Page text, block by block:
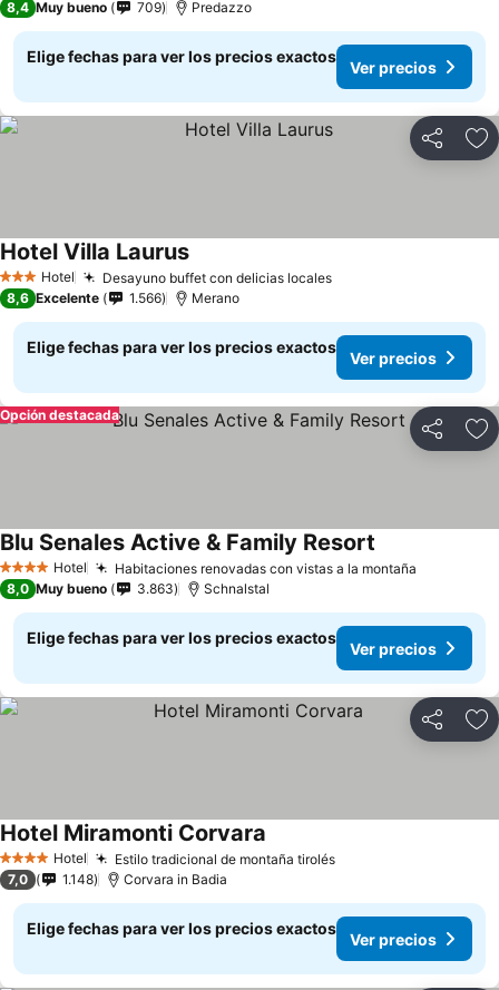
8,4 Muy bueno 709 Predazzo
Elige fechas para ver los precios exactos
Ver precios
Compartir
3 Estrellas
Hotel Desayuno buffet con delicias locales
Hotel Villa Laurus
8,6 Excelente 1.566 Merano
Elige fechas para ver los precios exactos
Ver precios
Compartir
Opción destacada
4 EstrellasHotel Habitaciones renovadas con vistas a la montaña
Blu Senales Active & Family Resort
8,0 Muy bueno 3.863 Schnalstal
Elige fechas para ver los precios exactos
Ver precios
Compartir
4 EstrellasHotel Estilo tradicional de montaña tirolés
Hotel Miramonti Corvara
7,0 1.148 Corvara in Badia
Elige fechas para ver los precios exactos
Ver precios